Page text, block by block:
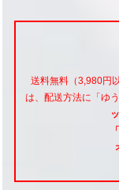
送料無料（3,980円
は、配送方法に「ゆ